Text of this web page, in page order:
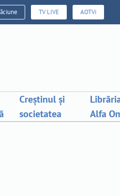
TV LIVE AOTVi
Creștinul și
societatea
Alfa